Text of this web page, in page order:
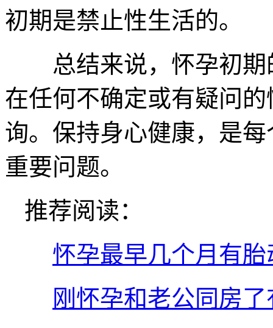
初期是禁止性生活的。
总结来说，怀孕初期
在任何不确定或有疑问
询。保持身心健康，是
重要问题。
推荐阅读：
怀孕最早几个月有
刚怀孕和老公同房